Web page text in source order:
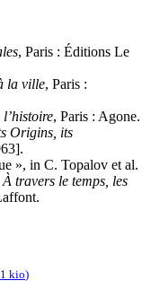
, Paris : Éditions Le
la ville, Paris :
, Paris : Agone.
Origins, its
», in C. Topalov et al.
travers le temps, les
kio)